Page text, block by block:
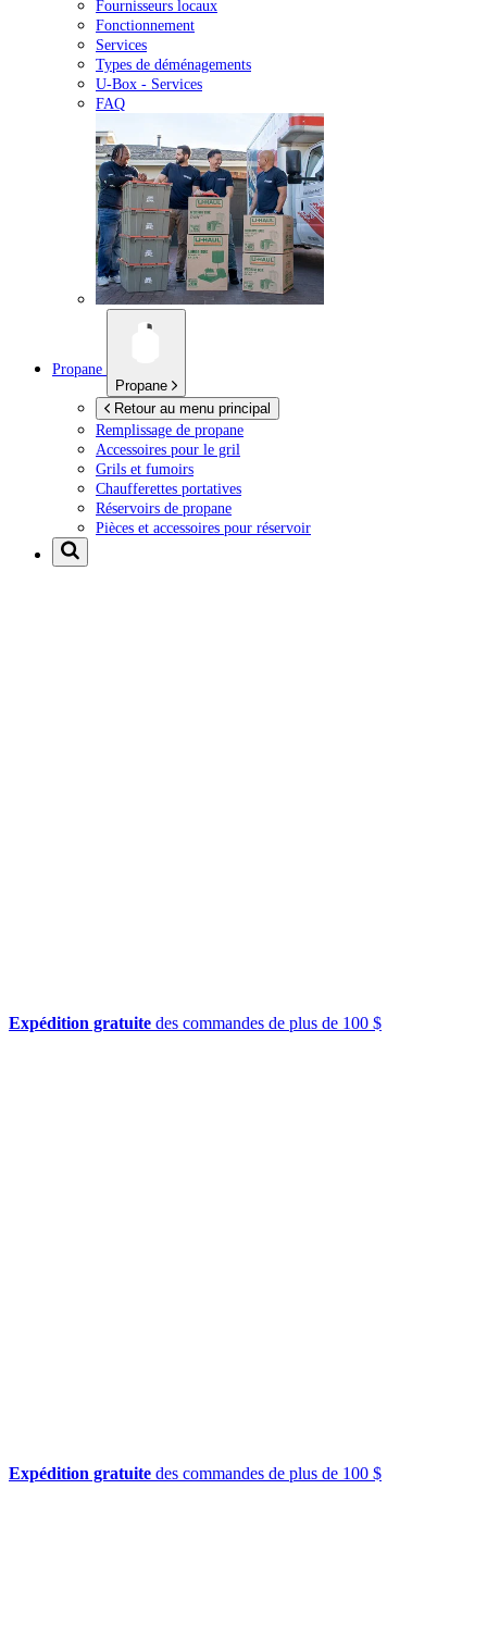
Fournisseurs locaux
Fonctionnement
Services
Types de déménagements
U-Box - Services
FAQ
Propane
Propane
Retour au menu principal
Remplissage de propane
Accessoires pour le gril
Grils et fumoirs
Chaufferettes portatives
Réservoirs de propane
Pièces et accessoires pour réservoir
Expédition gratuite des commandes de plus de 100 $
Expédition gratuite des commandes de plus de 100 $